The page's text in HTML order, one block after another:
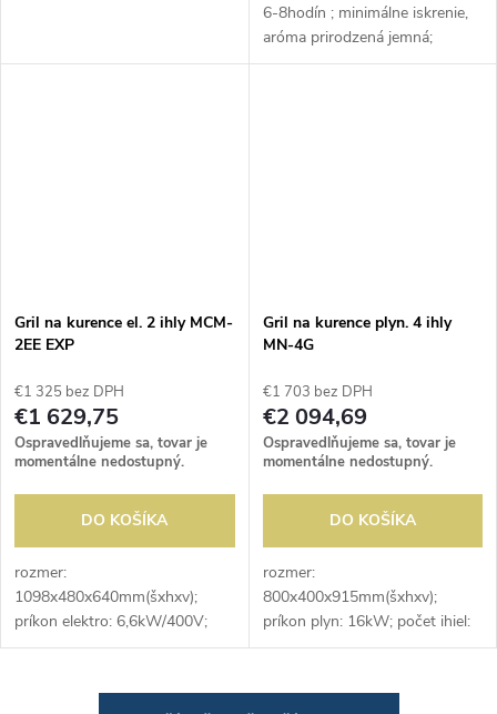
6-8hodín ; minimálne iskrenie,
aróma prirodzená jemná;
balenie: 15 kg
Gril na kurence el. 2 ihly MCM-
2EE EXP
€1 325 bez DPH
€1 629,75
Ospravedlňujeme sa, tovar je
momentálne nedostupný.
DO KOŠÍKA
rozmer:
1098x480x640mm(šxhxv);
príkon elektro: 6,6kW/400V;
počet ihiel: 2ks; dĺžka ihly:
Gril na kurence plyn. 4 ihly
MN-4G
€1 703 bez DPH
€2 094,69
Ospravedlňujeme sa, tovar je
momentálne nedostupný.
DO KOŠÍKA
rozmer:
800x400x915mm(šxhxv);
príkon plyn: 16kW; počet ihiel:
4ks; dĺžka ihly: 400mm; počet